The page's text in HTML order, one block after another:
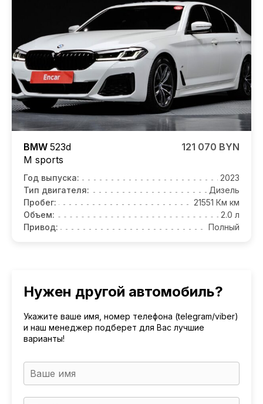
BMW 523d
M sports
121 070 BYN
Год выпуска:
2023
Тип двигателя:
Дизель
Пробег:
21551 Км км
Объем:
2.0 л
Привод:
Полный
Нужен другой автомобиль?
Укажите ваше имя, номер телефона (telegram/viber)
и наш менеджер подберет для Вас лучшие
варианты!